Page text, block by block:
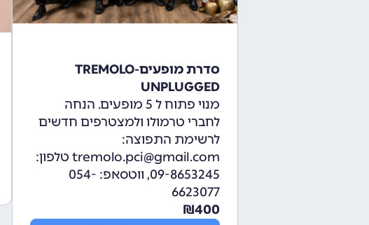
סדרת מופעים-TREMOLO
UNPLUGGED
מנוי פתוח ל 5 מופעים. הנחה
לחברי טרמולו ולמצטרפים חדשים
לרשימת התפוצה:
tremolo.pci@gmail.com טלפון:
09-8653245, ווטסאפ: 054-
6623077
400
₪